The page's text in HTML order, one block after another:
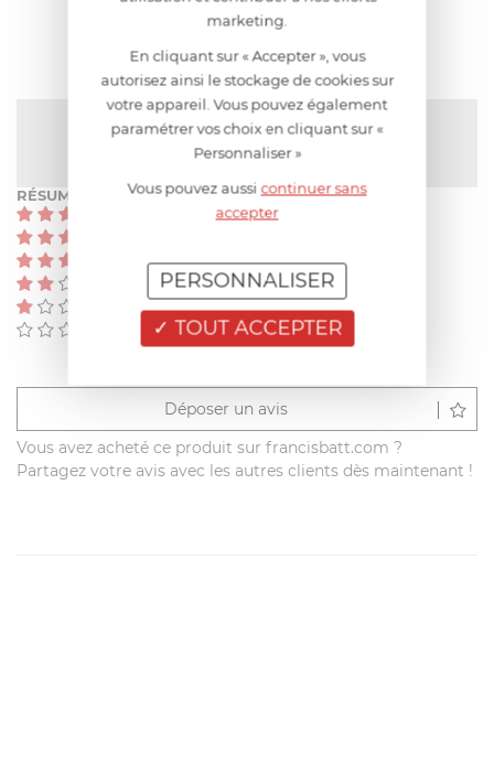
AVIS CLIENT
NOTE MOYENNE
Pas encore de note
RÉSUMÉ
(0)
Déposer un avis
Vous avez acheté ce produit sur francisbatt.com ?
Partagez votre avis avec les autres clients dès maintenant !
marketing.
En cliquant sur « Accepter », vous
autorisez ainsi le stockage de cookies sur
votre appareil. Vous pouvez également
paramétrer vos choix en cliquant sur «
Personnaliser »
Vous pouvez aussicontinuer sans
accepter
TOUT ACCEPTER
PERSONNALISER